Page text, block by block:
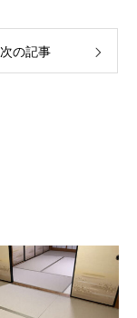
次の記事